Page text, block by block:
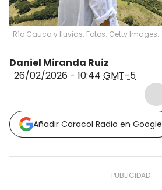
Río Cauca y lluvias. Fotos: Getty Images.
Daniel Miranda Ruiz
26/02/2026 - 10:44 GMT-5
Añadir Caracol Radio en Google